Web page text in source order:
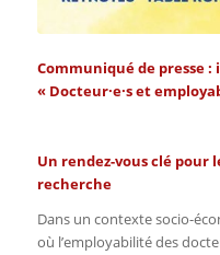
Communiqué de presse
« Docteur·e·s et
Un rendez-vous clé pour
recherche
Dans un contexte socio-
où l’employabilité des